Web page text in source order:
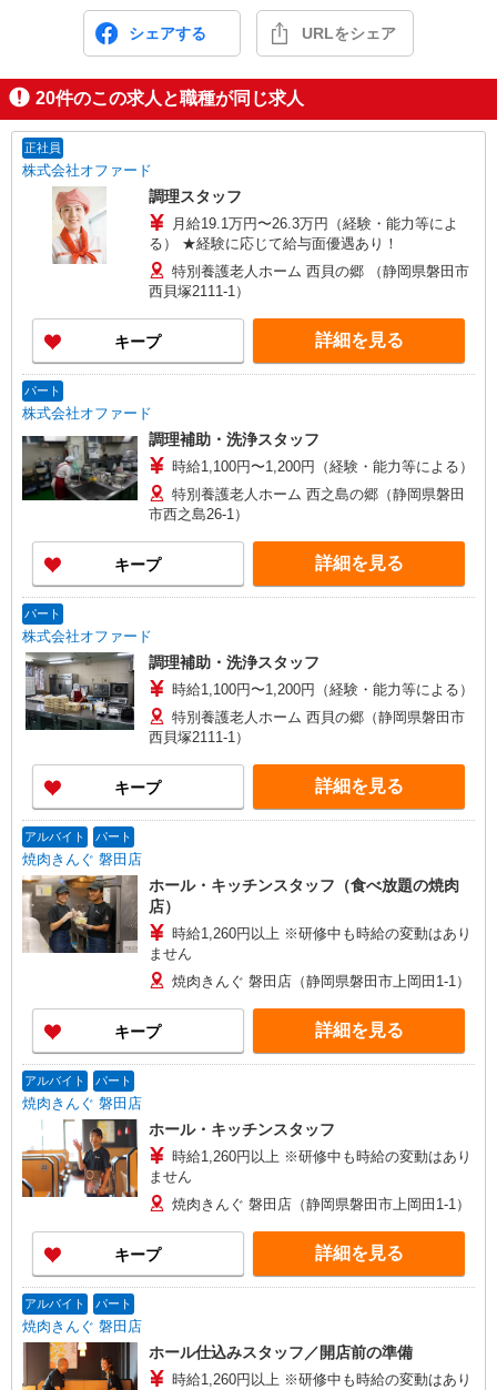
シェアする URLをシェア
20件のこの求人と職種が同じ求人
正社員
株式会社オファード
調理スタッフ
月給19.1万円〜26.3万円（経験・能力等によ
る） ★経験に応じて給与面優遇あり！
特別養護老人ホーム 西貝の郷 （静岡県磐田市
西貝塚2111-1）
キープ 詳細を見る
パート
株式会社オファード
調理補助・洗浄スタッフ
時給1,100円〜1,200円（経験・能力等による）
特別養護老人ホーム 西之島の郷（静岡県磐田
市西之島26-1）
キープ 詳細を見る
パート
株式会社オファード
調理補助・洗浄スタッフ
時給1,100円〜1,200円（経験・能力等による）
特別養護老人ホーム 西貝の郷（静岡県磐田市
西貝塚2111-1）
キープ 詳細を見る
アルバイト パート
焼肉きんぐ 磐田店
ホール・キッチンスタッフ（食べ放題の焼肉
店）
時給1,260円以上 ※研修中も時給の変動はあり
ません
焼肉きんぐ 磐田店（静岡県磐田市上岡田1-1）
キープ 詳細を見る
アルバイト パート
焼肉きんぐ 磐田店
ホール・キッチンスタッフ
時給1,260円以上 ※研修中も時給の変動はあり
ません
焼肉きんぐ 磐田店（静岡県磐田市上岡田1-1）
キープ 詳細を見る
アルバイト パート
焼肉きんぐ 磐田店
ホール仕込みスタッフ／開店前の準備
時給1,260円以上 ※研修中も時給の変動はあり